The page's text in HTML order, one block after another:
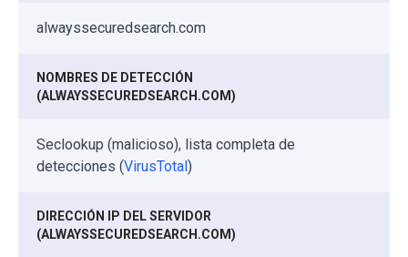
alwayssecuredsearch.com
NOMBRES DE DETECCIÓN
(ALWAYSSECUREDSEARCH.COM)
Seclookup (malicioso), lista completa de
detecciones (VirusTotal)
DIRECCIÓN IP DEL SERVIDOR
(ALWAYSSECUREDSEARCH.COM)